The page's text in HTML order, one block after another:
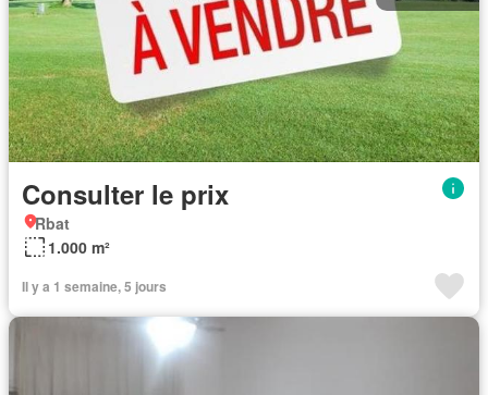
Consulter le prix
Rbat
1.000 m²
Il y a 1 semaine, 5 jours